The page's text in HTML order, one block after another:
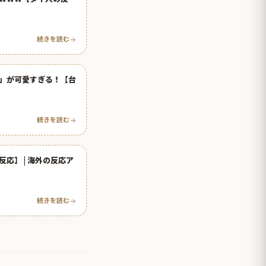
続きを読む
が可愛すぎる！【台
続きを読む
応】 | 海外の反応ア
続きを読む